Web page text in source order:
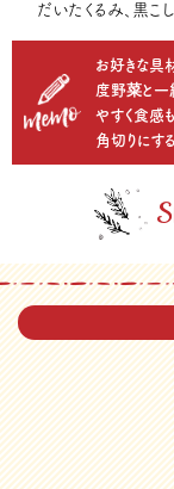
だいたくるみ、黒こし
お好きな具
度野菜と一
やすく食感
角切りにす